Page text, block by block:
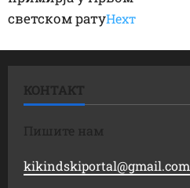
светском ратуНеxт
КОНТАКТ
Пишите нам
kikindskiportal@gmail.com